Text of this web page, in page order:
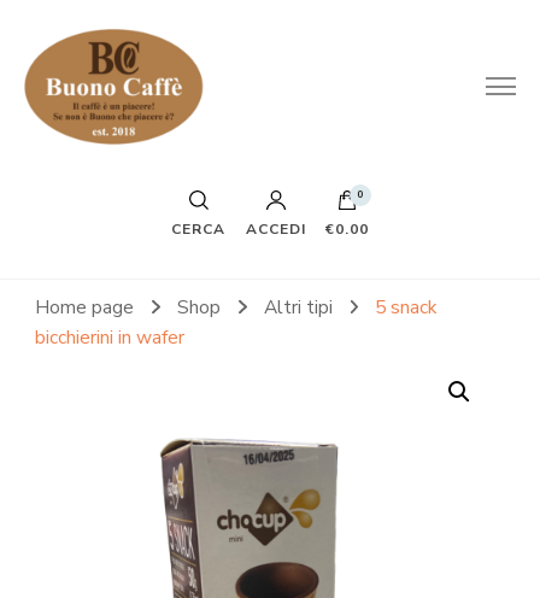
CERCA ACCEDI
0
€0.00
Home page Shop Altri tipi
5 snack
bicchierini in wafer